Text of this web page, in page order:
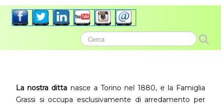
La nostra ditta nasce a Torino nel 1880, e la Famiglia
Grassi si occupa esclusivamente di arredamento per